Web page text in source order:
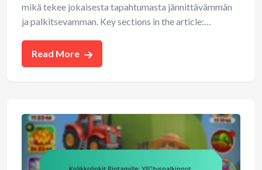
mikä tekee jokaisesta tapahtumasta jännittävämmän
ja palkitsevamman. Key sections in the article:…
Read More